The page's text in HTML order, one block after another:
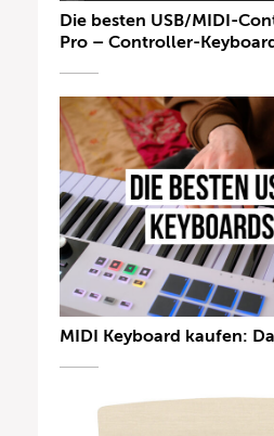
Die besten USB/MIDI-
Pro – Controller-
MIDI Keyboard kaufen: